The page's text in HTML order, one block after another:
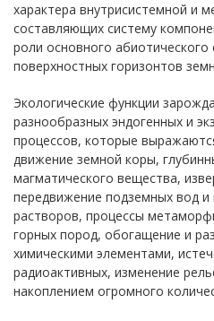
характера внутрисистемной и
составляющих систему
роли основного
поверхностных горизонтов
Экологические функции
разнообразных эндогенных и
процессов, которые
движение земной коры,
магматического вещества,
передвижение подземных вод и
растворов, процессы
горных пород, обогащение и
химическими элементами,
радиоактивных, изменение
накоплением огромного